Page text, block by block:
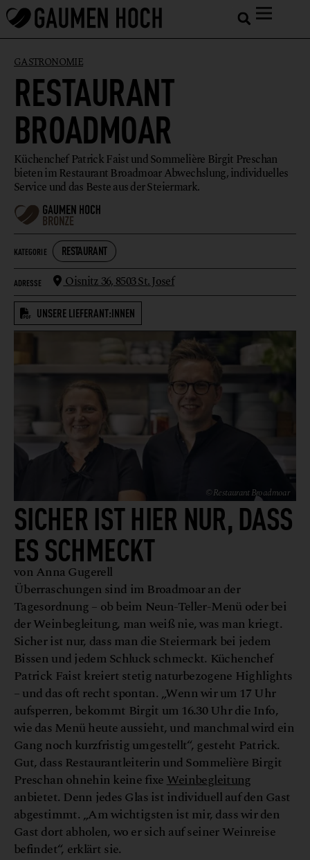
GASTRONOMIE
RESTAURANT
BROADMOAR
Küchenchef Patrick Faist und Sommelière Birgit Preschan
bieten im Restaurant Broadmoar Abwechslung, individuelles
Service und das Beste aus der Steiermark.
KATEGORIE RESTAURANT
ADRESSE Oisnitz 36,8503 St. Josef
UNSERE LIEFERANT:INNEN
© Restaurant Broadmoar
SICHER IST HIER NUR, DASS
ES SCHMECKT
von Anna Gugerell
Überraschungen sind im Broadmoar an der
Tagesordnung – ob beim Neun-Teller-Menü oder bei
der Weinbegleitung, man weiß nie, was man kriegt.
Sicher ist nur, dass man die Steiermark bei jedem
Bissen und jedem Schluck schmeckt. Küchenchef
Patrick Faist kreiert stetig naturbezogene Highlights
– und das oft recht spontan. „Wenn wir um 17 Uhr
aufsperren, bekommt Birgit um 16.30 Uhr die Info,
wie das Menü heute aussieht, und manchmal wird ein
Gang noch kurzfristig umgestellt“, gesteht Patrick.
Gut, dass Restaurantleiterin und Sommelière Birgit
Preschan ohnehin keine fixeWeinbegleitung
anbietet. Denn jedes Glas ist individuell auf den Gast
abgestimmt. „Am wichtigsten ist mir, dass wir den
Gast dort abholen, wo er sich auf seiner Weinreise
befindet“, erklärt sie.